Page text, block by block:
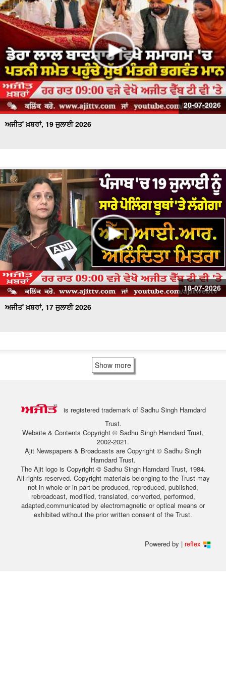
20-07-2026
ਅਜੀਤ' ਖ਼ਬਰਾਂ, 19 ਜੁਲਾਈ 2026
18-07-2026
ਅਜੀਤ' ਖ਼ਬਰਾਂ, 17 ਜੁਲਾਈ 2026
Show more
is registered trademark of Sadhu Singh Hamdard
Trust.
Website & Contents Copyright © Sadhu Singh Hamdard Trust,
2002-2021.
Ajit Newspapers & Broadcasts are Copyright © Sadhu Singh
Hamdard Trust.
The Ajit logo is Copyright © Sadhu Singh Hamdard Trust, 1984.
All rights reserved. Copyright materials belonging to the Trust may
not in whole or in part be produced, reproduced, published,
rebroadcast, modified, translated, converted, performed,
adapted,communicated by electromagnetic or optical means or
exhibited without the prior written consent of the Trust.
Powered by | reflex